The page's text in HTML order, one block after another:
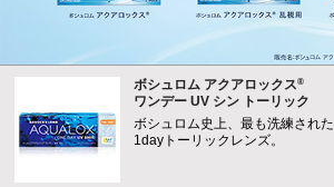
ボシュロム アクアロックス®
ワンデー UV シン トーリック
ボシュロム史上、最も洗練された
1dayトーリックレンズ。